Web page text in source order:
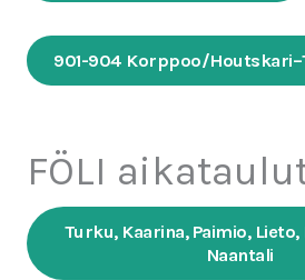
901-904 Korppoo/
FÖLI
Turku, Kaarina, Paimio, Lieto,
Naantali